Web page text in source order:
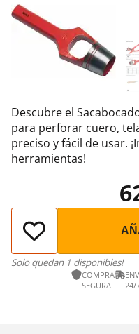
Descubre el
para perforar cuero,
preciso y fácil de usar.
herramientas!
Solo quedan 1 disponibles!
COMPRA
SEGURA
24/